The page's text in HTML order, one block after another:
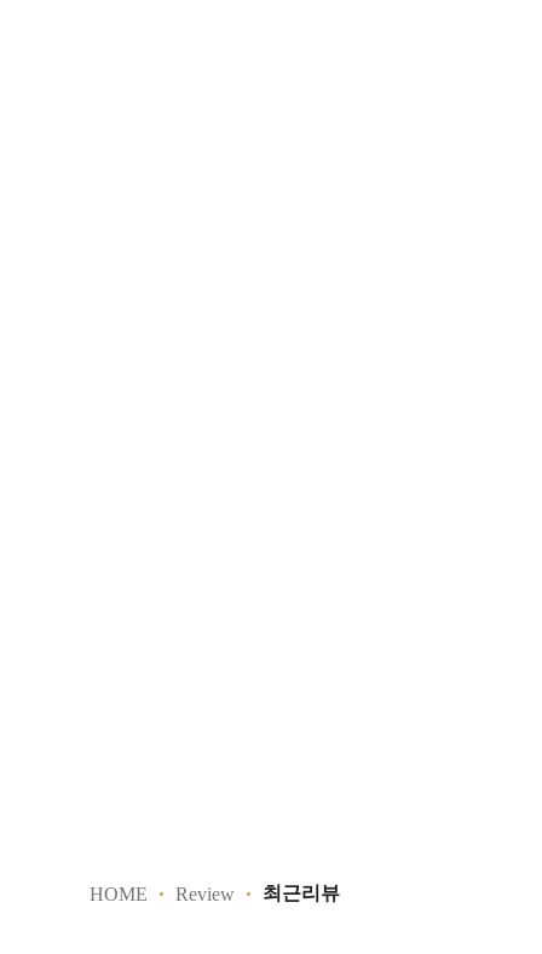
HOME Review 최근리뷰